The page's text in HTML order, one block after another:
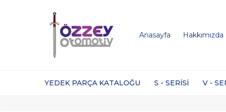
Anasayfa Hakkımızda
YEDEK PARÇA KATALOĞU S - SERİSİ V -